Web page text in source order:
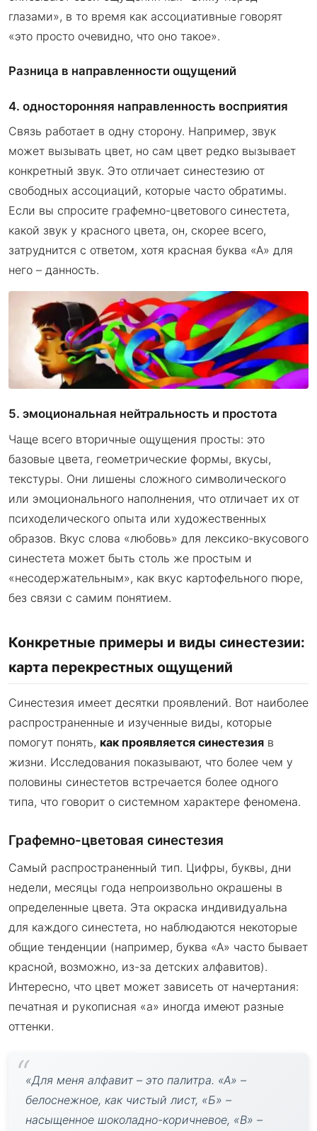
глазами», в то время как ассоциативные говорят
«это просто очевидно, что оно такое».
Разница в направленности ощущений
4. односторонняя направленность восприятия
Связь работает в одну сторону. Например, звук
может вызывать цвет, но сам цвет редко вызывает
конкретный звук. Это отличает синестезию от
свободных ассоциаций, которые часто обратимы.
Если вы спросите графемно-цветового синестета,
какой звук у красного цвета, он, скорее всего,
затруднится с ответом, хотя красная буква «А» для
него – данность.
5. эмоциональная нейтральность и простота
Чаще всего вторичные ощущения просты: это
базовые цвета, геометрические формы, вкусы,
текстуры. Они лишены сложного символического
или эмоционального наполнения, что отличает их от
психоделического опыта или художественных
образов. Вкус слова «любовь» для лексико-вкусового
синестета может быть столь же простым и
«несодержательным», как вкус картофельного пюре,
без связи с самим понятием.
Конкретные примеры и виды синестезии:
карта перекрестных ощущений
Синестезия имеет десятки проявлений. Вот наиболее
распространенные и изученные виды, которые
помогут понять, как проявляется синестезия в
жизни. Исследования показывают, что более чем у
половины синестетов встречается более одного
типа, что говорит о системном характере феномена.
Графемно-цветовая синестезия
Самый распространенный тип. Цифры, буквы, дни
недели, месяцы года непроизвольно окрашены в
определенные цвета. Эта окраска индивидуальна
для каждого синестета, но наблюдаются некоторые
общие тенденции (например, буква «А» часто бывает
красной, возможно, из-за детских алфавитов).
Интересно, что цвет может зависеть от начертания:
печатная и рукописная «а» иногда имеют разные
оттенки.
«Для меня алфавит – это палитра. «А» –
белоснежное, как чистый лист, «Б» –
насыщенное шоколадно-коричневое, «В» –